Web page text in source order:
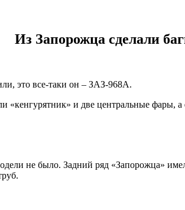
Из Запорожца сделали
это все-таки он – ЗАЗ-968А.
«кенгурятник» и две центральные
не было. Задний ряд «Запорожца»